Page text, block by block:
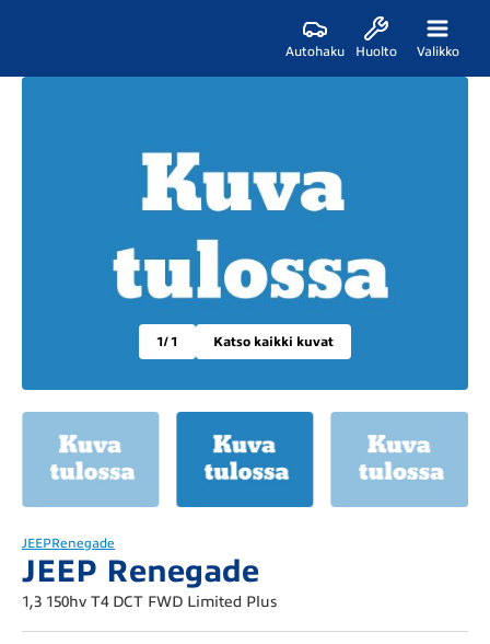
Autohaku Huolto Valikko
1/ 1 Katso kaikki kuvat
JEEPRenegade
JEEP Renegade
1,3 150hv T4 DCT FWD Limited Plus